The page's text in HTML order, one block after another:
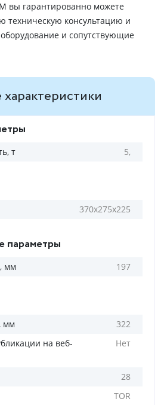
вы гарантированно можете
техническую консультацию и
и сопутствующие
т 5,
370х275х225
параметры
мм 197
мм
322
на веб-
Нет
28
TOR